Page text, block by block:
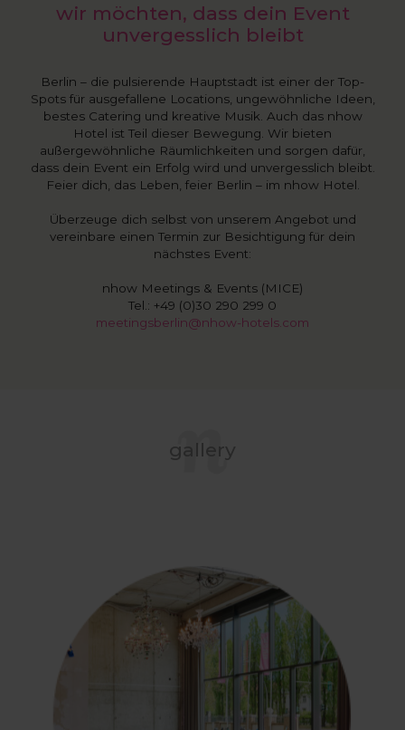
wir möchten, dass dein Event
unvergesslich bleibt
Berlin – die pulsierende Hauptstadt ist einer der Top-
Spots für ausgefallene Locations, ungewöhnliche Ideen,
bestes Catering und kreative Musik. Auch das nhow
Hotel ist Teil dieser Bewegung. Wir bieten
außergewöhnliche Räumlichkeiten und sorgen dafür,
dass dein Event ein Erfolg wird und unvergesslich bleibt.
Feier dich, das Leben, feier Berlin – im nhow Hotel.
Überzeuge dich selbst von unserem Angebot und
vereinbare einen Termin zur Besichtigung für dein
nächstes Event:
nhow Meetings & Events (MICE)
Tel.: +49 (0)30 290 299 0
meetingsberlin@nhow-hotels.com
gallery